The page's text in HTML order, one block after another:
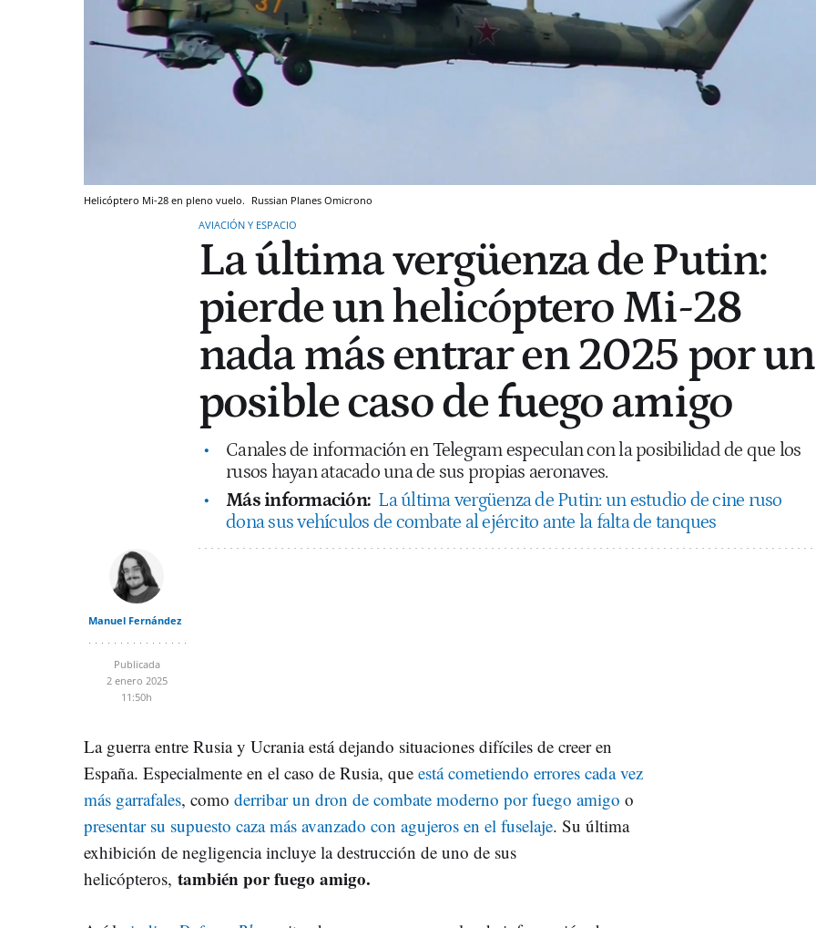
Helicóptero Mi-28 en pleno vuelo. Russian Planes Omicrono
AVIACIÓN Y ESPACIO
La última vergüenza de Putin:
pierde un helicóptero Mi-28
nada más entrar en 2025 por un
posible caso de fuego amigo
Canales de información en Telegram especulan con la posibilidad de que los
rusos hayan atacado una de sus propias aeronaves.
Más información: La última vergüenza de Putin: un estudio de cine ruso
dona sus vehículos de combate al ejército ante la falta de tanques
Manuel Fernández
Publicada
2 enero 2025
11:50h
La guerra entre Rusia y Ucrania está dejando situaciones difíciles de creer en
España. Especialmente en el caso de Rusia, que está cometiendo errores cada vez
más garrafales, como derribar un dron de combate moderno por fuego amigo o
presentar su supuesto caza más avanzado con agujeros en el fuselaje. Su última
exhibición de negligencia incluye la destrucción de uno de sus
helicópteros, también por fuego amigo.